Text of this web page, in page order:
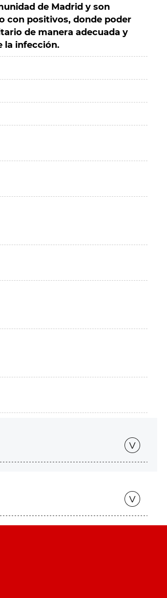
de Madrid y son
con positivos, donde poder
de manera adecuada y
la infección.